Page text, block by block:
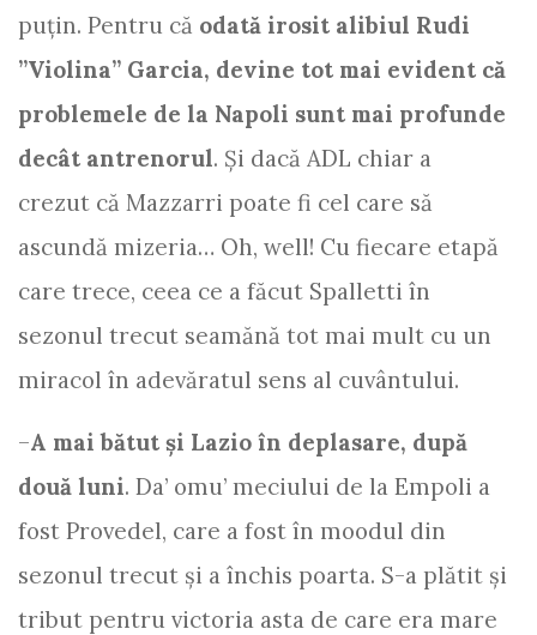
puțin. Pentru că odată irosit alibiul Rudi
”Violina” Garcia, devine tot mai evident că
problemele de la Napoli sunt mai profunde
decât antrenorul. Și dacă ADL chiar a
crezut că Mazzarri poate fi cel care să
ascundă mizeria… Oh, well! Cu fiecare etapă
care trece, ceea ce a făcut Spalletti în
sezonul trecut seamănă tot mai mult cu un
miracol în adevăratul sens al cuvântului.
–A mai bătut și Lazio în deplasare, după
două luni. Da’ omu’ meciului de la Empoli a
fost Provedel, care a fost în moodul din
sezonul trecut și a închis poarta. S-a plătit și
tribut pentru victoria asta de care era mare